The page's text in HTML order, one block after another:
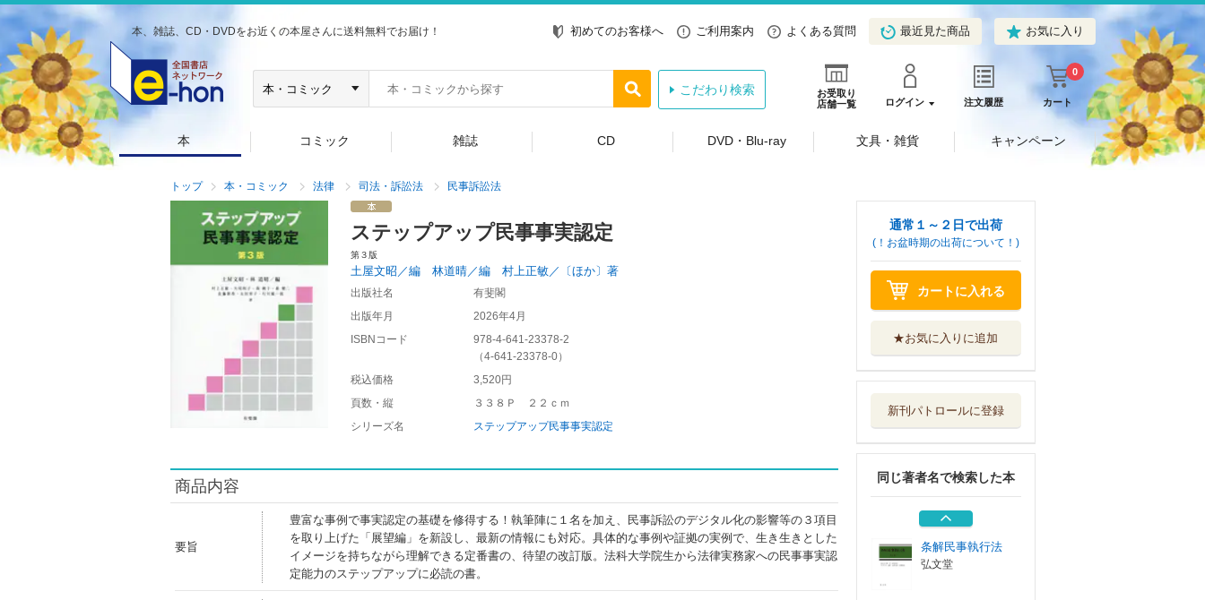
本、雑誌、CD・DVDをお近くの本屋さんに送料無料でお届け！ 初めてのお客様へ ご利用案内 よくある質問 最近見た商品 お気に入り
お受取り
店舗一覧
ログイン 注文履歴 カート
0
こだわり検索
本 コミック 雑誌 CD DVD・Blu-ray 文具・雑貨 キャンペーン
トップ 本・コミック 法律 司法・訴訟法 民事訴訟法
ステップアップ民事事実認定
第３版
土屋文昭／編 林道晴／編 村上正敏／〔ほか〕著
出版社名
有斐閣
出版年月
2026年4月
ISBNコード
978-4-641-23378-2
（4-641-23378-0）
税込価格
3,520円
頁数・縦
３３８Ｐ ２２ｃｍ
シリーズ名
ステップアップ民事事実認定
商品内容
要旨
豊富な事例で事実認定の基礎を修得する！執筆陣に１名を加え、民事訴訟のデジタル化の影響等の３項目
を取り上げた「展望編」を新設し、最新の情報にも対応。具体的な事例や証拠の実例で、生き生きとした
イメージを持ちながら理解できる定番書の、待望の改訂版。法科大学院生から法律実務家への民事事実認
定能力のステップアップに必読の書。
通常１～２日で出荷
(！お盆時期の出荷について！)
カートに入れる
★お気に入りに追加
新刊パトロールに登録
同じ著者名で検索した本
倒産法の最新論点
ソリューション
債権法改正と裁判
商事法務
民事要件事実講座
３
青林書院
条解民事執行法
弘文堂